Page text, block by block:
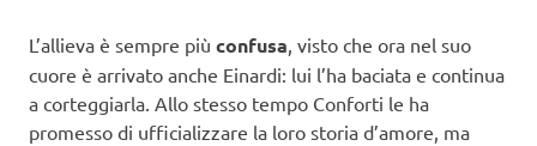
L’allieva è sempre più confusa , visto che ora nel suo
cuore è arrivato anche Einardi: lui l’ha baciata e continua
a corteggiarla. Allo stesso tempo Conforti le ha
promesso di ufficializzare la loro storia d’amore, ma